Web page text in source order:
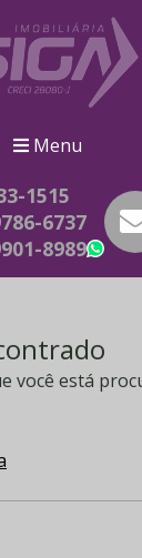
Menu
1515
6737
8989
você está